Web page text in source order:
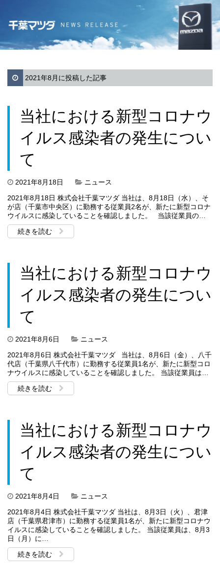
2021年8月に投稿した記事
当社における新型コロナウ
イルス感染者の発生につい
て
2021年8月18日
ニュース
2021年8月18日 株式会社千葉マツダ 当社は、8月18日（水）、そ
が店（千葉市中央区）に勤務する従業員2名が、新たに新型コロナ
ウイルスに感染していることを確認しました。 当該従業員の…
続きを読む
当社における新型コロナウ
イルス感染者の発生につい
て
2021年8月6日
ニュース
2021年8月6日 株式会社千葉マツダ 当社は、8月6日（金）、八千
代店（千葉県八千代市）に勤務する従業員1名が、新たに新型コロ
ナウイルスに感染していることを確認しました。 当該従業員は…
続きを読む
当社における新型コロナウ
イルス感染者の発生につい
て
2021年8月4日
ニュース
2021年8月4日 株式会社千葉マツダ 当社は、8月3日（火）、君津
店（千葉県君津市）に勤務する従業員1名が、新たに新型コロナウ
イルスに感染していることを確認しました。 当該従業員は、8月3
日（月）に…
続きを読む